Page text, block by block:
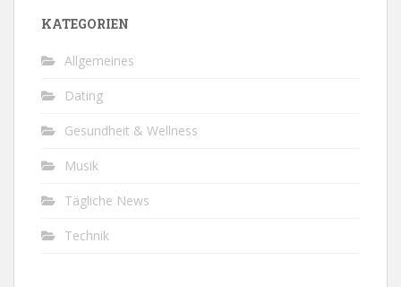
KATEGORIEN
Allgemeines
Dating
Gesundheit & Wellness
Musik
Tägliche News
Technik